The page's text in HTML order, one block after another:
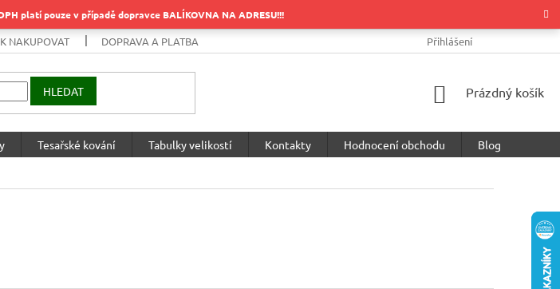
platí pouze v případě dopravce BALÍKOVNA NA ADRESU!!!
NAKUPOVAT DOPRAVA A PLATBA PODMÍNKY OCHRANY OSOBNÍCH
Přihlášení
HLEDAT
NÁKUPNÍ
Prázdný košík
Tesařské kování Tabulky velikostí Kontakty Hodnocení obchodu
Blog